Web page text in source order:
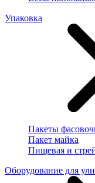
Упаковка
Пакеты
Пакет майка
Пищевая и
Оборудование для